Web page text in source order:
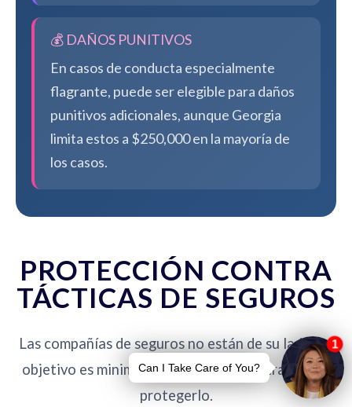
💰 DAÑOS PUNITIVOS
En casos de conducta especialmente
flagrante, puede ser elegible para daños
punitivos adicionales, aunque Georgia
limita estos a $250,000 en la mayoría de
los casos.
PROTECCIÓN CONTRA
TÁCTICAS DE SEGUROS
Las compañías de seguros no están de su lado. Su
objetivo es minimizar pagos - nuestro trabajo es
protegerlo.